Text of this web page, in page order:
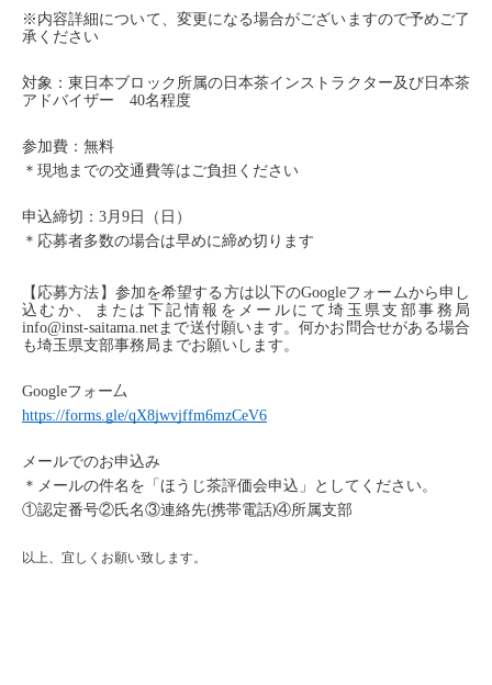
※内容詳細について、変更になる場合がございますので予めご了
承ください
対象：東日本ブロック所属の日本茶インストラクター及び日本茶
アドバイザー 40名程度
参加費：無料
＊現地までの交通費等はご負担ください
申込締切：3月9日（日）
＊応募者多数の場合は早めに締め切ります
【応募方法】参加を希望する方は以下のGoogleフォームから申し
込むか、または下記情報をメールにて埼玉県支部事務局
info@inst-saitama.netまで送付願います。何かお問合せがある場合
も埼玉県支部事務局までお願いします。
Googleフォー厶
https://forms.gle/qX8jwvjffm6mzCeV6
メールでのお申込み
＊メールの件名を「ほうじ茶評価会申込」としてください。
①認定番号②氏名③連絡先(携帯電話)④所属支部
以上、宜しくお願い致します。